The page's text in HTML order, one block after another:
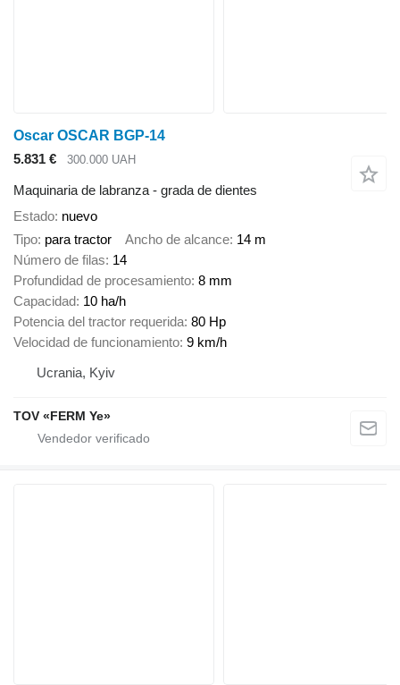
Oscar OSCAR BGP-14
5.831 €
300.000 UAH
Maquinaria de labranza - grada de dientes
Estado nuevo
Tipo para tractor Ancho de alcance 14 m
Número de filas 14
Profundidad de procesamiento 8 mm
Capacidad 10 ha/h
Potencia del tractor requerida 80 Hp
Velocidad de funcionamiento 9 km/h
Ucrania, Kyiv
TOV «FERM Ye»